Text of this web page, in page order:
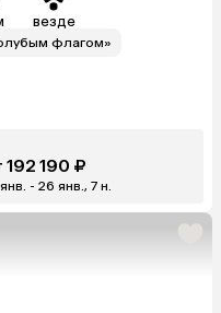
везде
флагом»
192 190 ₽
- 26 янв., 7 н.